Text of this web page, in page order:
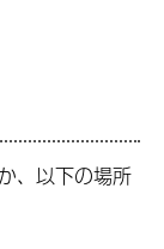
、以下の場所